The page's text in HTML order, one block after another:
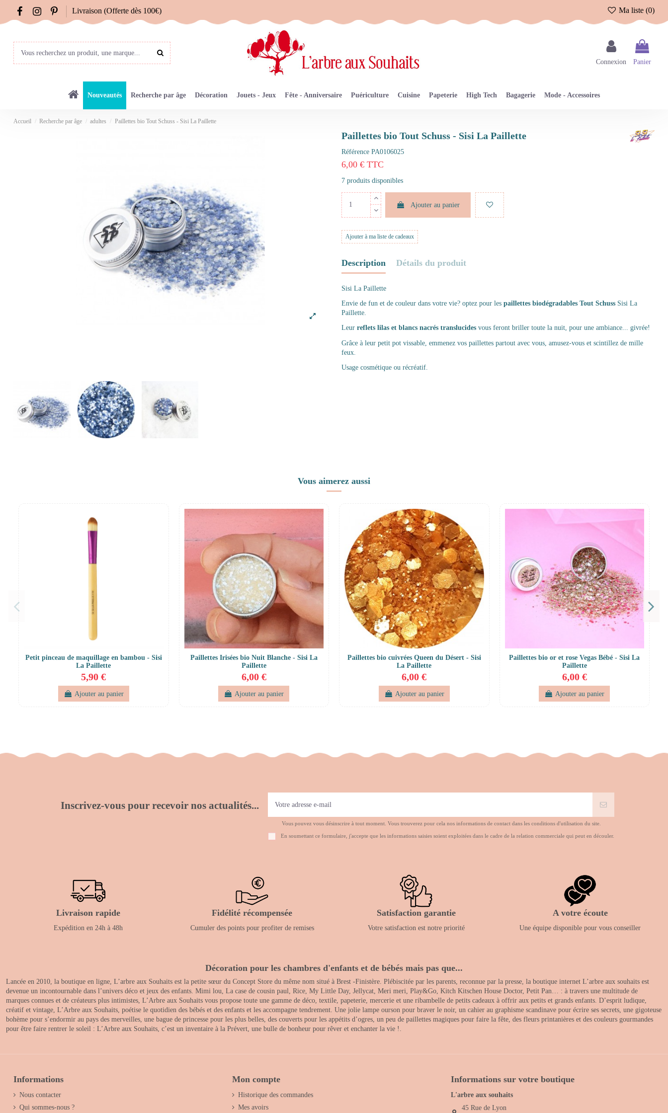
Livraison (Offerte dès 100€) Ma liste (0)
Connexion Panier
Nouveautés Recherche par âge Décoration Jouets - Jeux Fête - Anniversaire Puériculture Cuisine Papeterie High Tech Bagagerie Mode - Accessoires
Accueil Recherche par âge adultes Paillettes bio Tout Schuss - Sisi La Paillette
Paillettes bio Tout Schuss - Sisi La Paillette
Référence PA0106025
6,00 € TTC
7 produits disponibles
Ajouter au panier
Ajouter à ma liste de cadeaux
Description Détails du produit
Sisi La Paillette
Envie de fun et de couleur dans votre vie? optez pour les paillettes biodégradables Tout Schuss Sisi La
Paillette.
Leur reflets lilas et blancs nacrés translucides vous feront briller toute la nuit, pour une ambiance... givrée!
Grâce à leur petit pot vissable, emmenez vos paillettes partout avec vous, amusez-vous et scintillez de mille
feux.
Usage cosmétique ou récréatif.
Vous aimerez aussi
Petit pinceau de maquillage en bambou - Sisi
La Paillette
5,90 €
Ajouter au panier
Paillettes Irisées bio Nuit Blanche - Sisi La
Paillette
6,00 €
Ajouter au panier
Paillettes bio cuivrées Queen du Désert - Sisi
La Paillette
6,00 €
Ajouter au panier
Paillettes bio or et rose Vegas Bébé - Sisi La
Paillette
6,00 €
Ajouter au panier
Inscrivez-vous pour recevoir nos actualités...
Vous pouvez vous désinscrire à tout moment. Vous trouverez pour cela nos informations de contact dans les conditions d'utilisation du site.
En soumettant ce formulaire, j'accepte que les informations saisies soient exploitées dans le cadre de la relation commerciale qui peut en découler.
Livraison rapide
Expédition en 24h à 48h
Fidélité récompensée
Cumuler des points pour profiter de remises
Satisfaction garantie
Votre satisfaction est notre priorité
A votre écoute
Une équipe disponible pour vous conseiller
Décoration pour les chambres d'enfants et de bébés mais pas que...
Lancée en 2010, la boutique en ligne, L’arbre aux Souhaits est la petite sœur du Concept Store du même nom situé à Brest -Finistère. Plébiscitée par les parents, reconnue par la presse, la boutique internet L’arbre aux souhaits est
devenue un incontournable dans l’univers déco et jeux des enfants. Mimi lou, La case de cousin paul, Rice, My Little Day, Jellycat, Meri meri, Play&Go, Kitch Kitschen House Doctor, Petit Pan… : à travers une multitude de
marques connues et de créateurs plus intimistes, L’Arbre aux Souhaits vous propose toute une gamme de déco, textile, papeterie, mercerie et une ribambelle de petits cadeaux à offrir aux petits et grands enfants. D’esprit ludique,
créatif et vintage, L’Arbre aux Souhaits, poétise le quotidien des bébés et des enfants et les accompagne tendrement. Une jolie lampe ourson pour braver le noir, un cahier au graphisme scandinave pour écrire ses secrets, une gigoteuse
bohème pour s’endormir au pays des merveilles, une bague de princesse pour les plus belles, des couverts pour les appétits d’ogres, un peu de paillettes magiques pour faire la fête, des fleurs printanières et des couleurs gourmandes
pour être faire rentrer le soleil : L’Arbre aux Souhaits, c’est un inventaire à la Prévert, une bulle de bonheur pour rêver et enchanter la vie !.
Informations
Nous contacter
Qui sommes-nous ?
Mon compte
Historique des commandes
Mes avoirs
Informations sur votre boutique
L'arbre aux souhaits
45 Rue de Lyon